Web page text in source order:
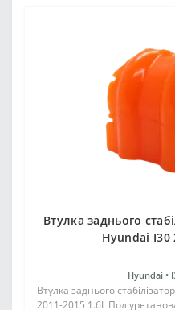
Втулка заднього
Hyundai I30
Hyundai •
Втулка заднього
2011-2015 1.6L